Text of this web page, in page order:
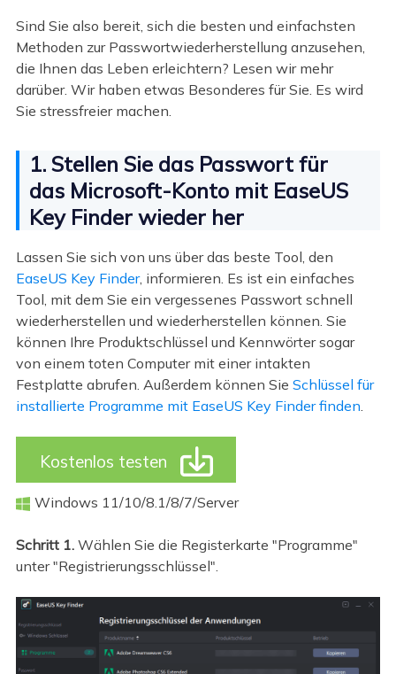
Sind Sie also bereit, sich die besten und einfachsten
Methoden zur Passwortwiederherstellung anzusehen,
die Ihnen das Leben erleichtern? Lesen wir mehr
darüber. Wir haben etwas Besonderes für Sie. Es wird
Sie stressfreier machen.
1. Stellen Sie das Passwort für
das Microsoft-Konto mit EaseUS
Key Finder wieder her
Lassen Sie sich von uns über das beste Tool, den
EaseUS Key Finder, informieren. Es ist ein einfaches
Tool, mit dem Sie ein vergessenes Passwort schnell
wiederherstellen und wiederherstellen können. Sie
können Ihre Produktschlüssel und Kennwörter sogar
von einem toten Computer mit einer intakten
Festplatte abrufen. Außerdem können Sie Schlüssel für
installierte Programme mit EaseUS Key Finder finden.
Kostenlos testen 
 Windows 11/10/8.1/8/7/Server
Schritt 1. Wählen Sie die Registerkarte "Programme"
unter "Registrierungsschlüssel".